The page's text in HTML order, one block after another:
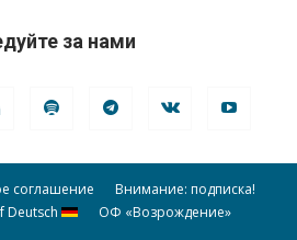
за нами
соглашение
Внимание: подписка!
Deutsch ОФ «Возрождение»